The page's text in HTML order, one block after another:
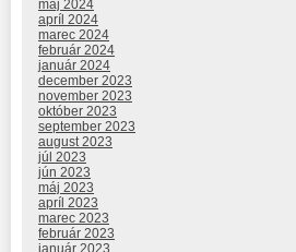
máj 2024
apríl 2024
marec 2024
február 2024
január 2024
december 2023
november 2023
október 2023
september 2023
august 2023
júl 2023
jún 2023
máj 2023
apríl 2023
marec 2023
február 2023
január 2023